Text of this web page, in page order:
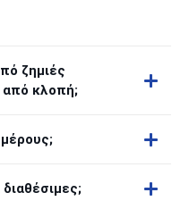
ζημιές
από κλοπή;
μέρους;